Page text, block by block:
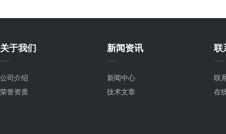
关于我们
公司介绍
荣誉资质
新闻资讯
新闻中心
技术文章
联
联
在